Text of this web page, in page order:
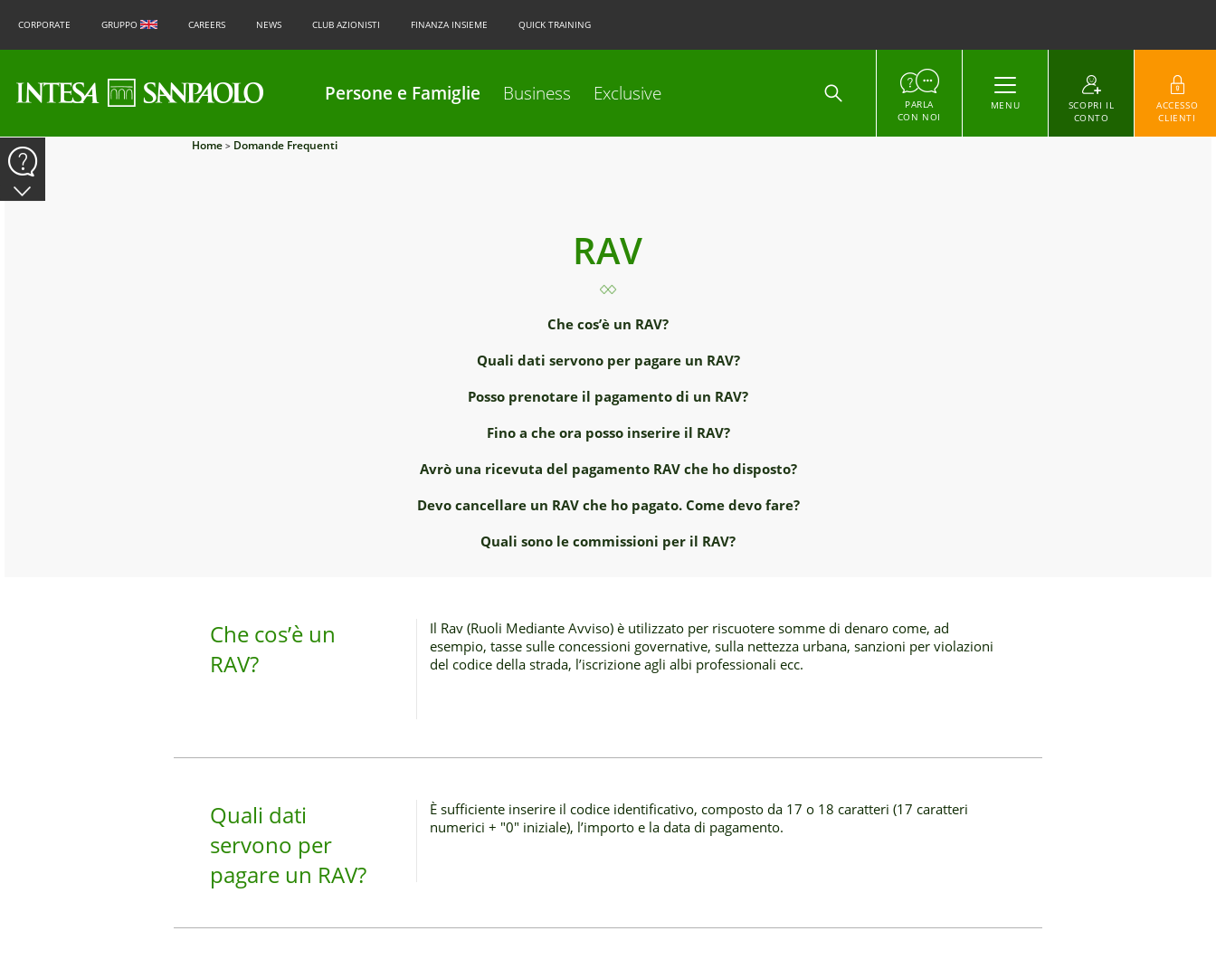
CORPORATE GRUPPO CAREERS NEWS CLUB AZIONISTI FINANZA INSIEME QUICK TRAINING
Persone e Famiglie Business Exclusive ACCEDI
PARLA
CON NOI
MENU
SCOPRI IL
CONTO
ACCESSO
CLIENTI
Home > Domande Frequenti
RAV
Che cos’è un RAV?
Quali dati servono per pagare un RAV?
Posso prenotare il pagamento di un RAV?
Fino a che ora posso inserire il RAV?
Avrò una ricevuta del pagamento RAV che ho disposto?
Devo cancellare un RAV che ho pagato. Come devo fare?
Quali sono le commissioni per il RAV?
Che cos’è un
RAV?
Il Rav (Ruoli Mediante Avviso) è utilizzato per riscuotere somme di denaro come, ad
esempio, tasse sulle concessioni governative, sulla nettezza urbana, sanzioni per violazioni
del codice della strada, l’iscrizione agli albi professionali ecc.
Quali dati
servono per
pagare un RAV?
È sufficiente inserire il codice identificativo, composto da 17 o 18 caratteri (17 caratteri
numerici + "0" iniziale), l’importo e la data di pagamento.